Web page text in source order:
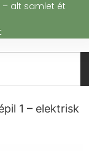
alt samlet ét
1 – elektrisk